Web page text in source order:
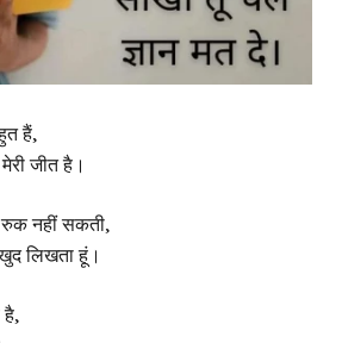
हैं,
जीत है।
नहीं सकती,
लिखता हूं।
है,